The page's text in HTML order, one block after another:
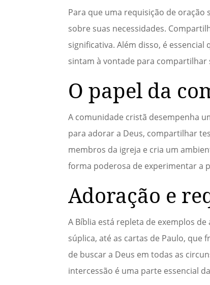
Para que uma requisição de oração
sobre suas necessidades.
significativa. Além disso, é
sintam à vontade para compartilhar
O papel da
A comunidade cristã desempenha
para adorar a Deus, compartilhar
membros da igreja e cria um
forma poderosa de experimentar a
Adoração e
A Bíblia está repleta de exemplos
súplica, até as cartas de Paulo,
de buscar a Deus em todas as
intercessão é uma parte essencial